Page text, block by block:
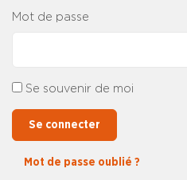
Mot de passe
Se souvenir de moi
Se connecter
Mot de passe oublié ?